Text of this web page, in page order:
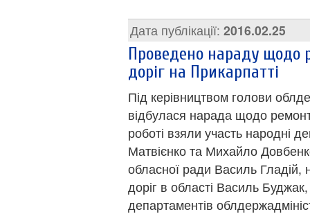
Дата публікації: 2016.02.25
Проведено нараду щодо
доріг на Прикарпатті
Під керівництвом голови
відбулася нарада щодо
роботі взяли участь народні
Матвієнко та Михайло
обласної ради Василь Гладій,
доріг в області Василь
департаментів